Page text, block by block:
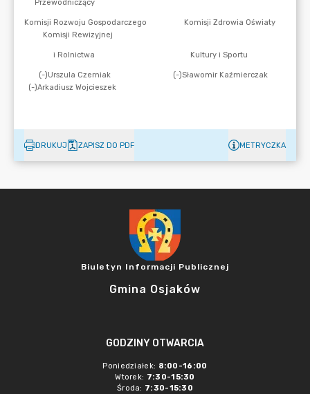
DRUKUJ ZAPISZ DO PDF METRYCZKA
Biuletyn Informacji Publicznej
Gmina Osjaków
GODZINY OTWARCIA
Poniedziałek: 8:00-16:00
Wtorek: 7:30-15:30
Środa: 7:30-15:30